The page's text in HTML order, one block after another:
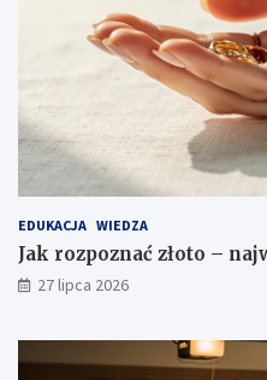
EDUKACJA WIEDZA
Jak rozpoznać złoto –
27 lipca 2026